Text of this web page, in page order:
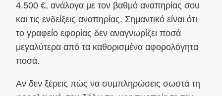
4.500 €, ανάλογα με τον βαθμό αναπηρίας σου
και τις ενδείξεις αναπηρίας. Σημαντικό είναι ότι
το γραφείο εφορίας δεν αναγνωρίζει ποσά
μεγαλύτερα από τα καθορισμένα αφορολόγητα
ποσά.
Αν δεν ξέρεις πώς να συμπληρώσεις σωστά τη